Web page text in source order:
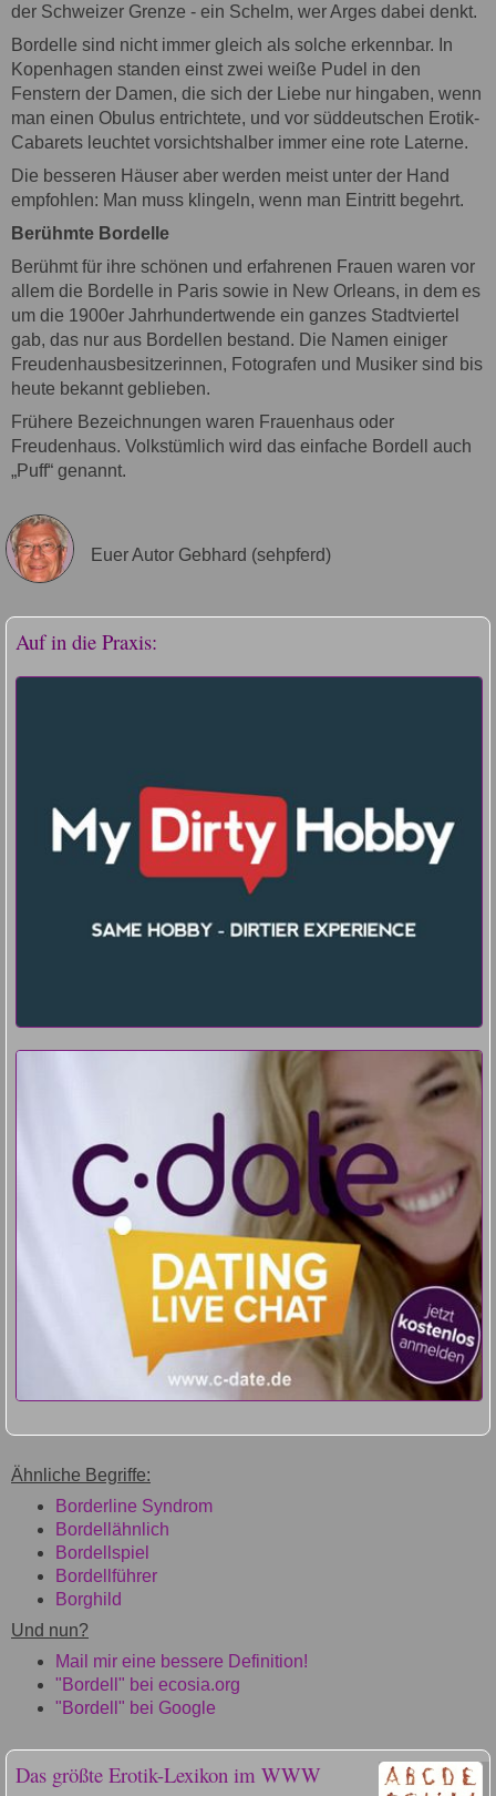
der Schweizer Grenze - ein Schelm, wer Arges dabei denkt.
Bordelle sind nicht immer gleich als solche erkennbar. In
Kopenhagen standen einst zwei weiße Pudel in den
Fenstern der Damen, die sich der Liebe nur hingaben, wenn
man einen Obulus entrichtete, und vor süddeutschen Erotik-
Cabarets leuchtet vorsichtshalber immer eine rote Laterne.
Die besseren Häuser aber werden meist unter der Hand
empfohlen: Man muss klingeln, wenn man Eintritt begehrt.
Berühmte Bordelle
Berühmt für ihre schönen und erfahrenen Frauen waren vor
allem die Bordelle in Paris sowie in New Orleans, in dem es
um die 1900er Jahrhundertwende ein ganzes Stadtviertel
gab, das nur aus Bordellen bestand. Die Namen einiger
Freudenhausbesitzerinnen, Fotografen und Musiker sind bis
heute bekannt geblieben.
Frühere Bezeichnungen waren Frauenhaus oder
Freudenhaus. Volkstümlich wird das einfache Bordell auch
„Puff“ genannt.
Euer Autor Gebhard (sehpferd)
Auf in die Praxis:
Ähnliche Begriffe:
Borderline Syndrom
Bordellähnlich
Bordellspiel
Bordellführer
Borghild
Und nun?
Mail mir eine bessere Definition!
"Bordell" bei ecosia.org
"Bordell" bei Google
Das größte Erotik-Lexikon im WWW